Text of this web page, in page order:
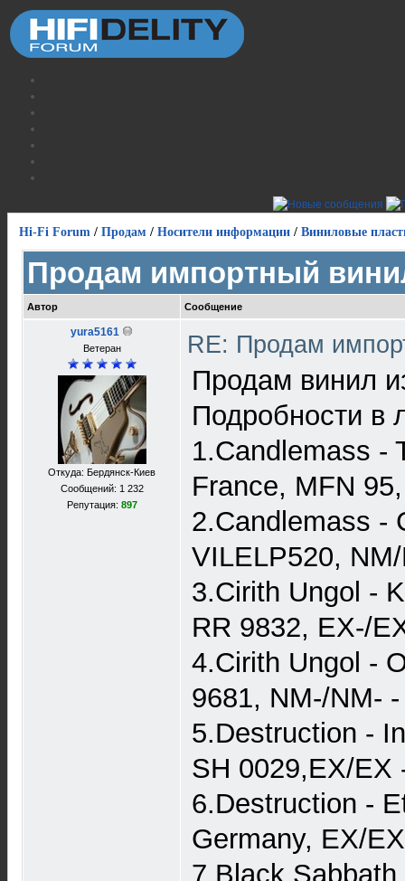
Hi-Fi Forum / Продам / Носители информации / Виниловые
Продам импортный
Автор Сообщение
yura5161
Ветеран
Откуда: Бердянск-Киев
Сообщений: 1 232
Репутация: 897
RE: Продам
Продам винил
Подробности в
1.Candlemass -
France, MFN
2.Candlemass -
VILELP520,
3.Cirith Ungol -
RR 9832, EX-/
4.Cirith Ungol -
9681, NM-/NM-
5.Destruction -
SH 0029,EX/EX
6.Destruction -
Germany, EX/
7.Black